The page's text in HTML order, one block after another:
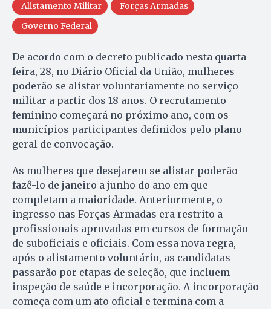
Alistamento Militar
Forças Armadas
Governo Federal
De acordo com o decreto publicado nesta quarta-
feira, 28, no Diário Oficial da União, mulheres
poderão se alistar voluntariamente no serviço
militar a partir dos 18 anos. O recrutamento
feminino começará no próximo ano, com os
municípios participantes definidos pelo plano
geral de convocação.
As mulheres que desejarem se alistar poderão
fazê-lo de janeiro a junho do ano em que
completam a maioridade. Anteriormente, o
ingresso nas Forças Armadas era restrito a
profissionais aprovadas em cursos de formação
de suboficiais e oficiais. Com essa nova regra,
após o alistamento voluntário, as candidatas
passarão por etapas de seleção, que incluem
inspeção de saúde e incorporação. A incorporação
começa com um ato oficial e termina com a